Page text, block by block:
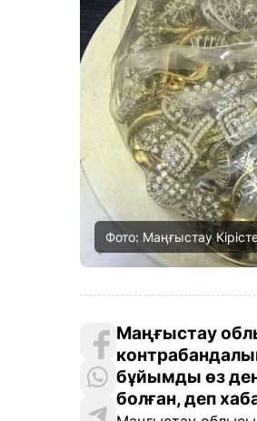
Фото: Маңғыстау
Маңғыстау
бұйымды өз
болған, деп